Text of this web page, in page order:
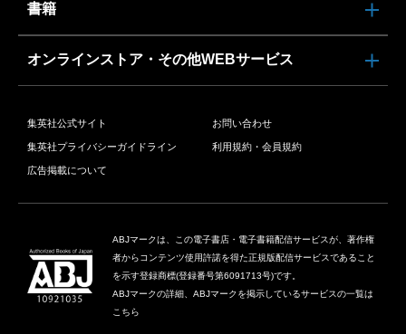
書籍
オンラインストア・その他WEBサービス
集英社公式サイト お問い合わせ
集英社プライバシーガイドライン 利用規約・会員規約
広告掲載について
ABJマークは、この電子書店・電子書籍配信サービスが、著作権
者からコンテンツ使用許諾を得た正規版配信サービスであること
を示す登録商標(登録番号第6091713号)です。
ABJマークの詳細、ABJマークを掲示しているサービスの一覧は
こちら